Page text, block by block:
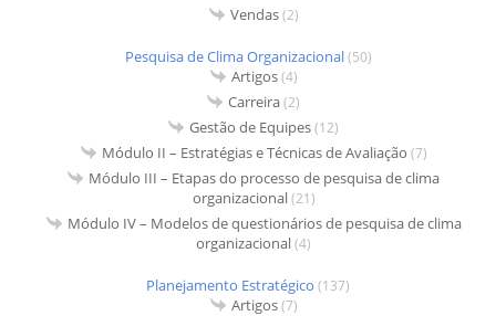
Vendas(2)
Pesquisa de Clima Organizacional(50)
Artigos(4)
Carreira(2)
Gestão de Equipes(12)
Módulo II – Estratégias e Técnicas de Avaliação (7)
Módulo III – Etapas do processo de pesquisa de clima
organizacional(21)
Módulo IV – Modelos de questionários de pesquisa de clima
organizacional(4)
Planejamento Estratégico (137)
Artigos(7)